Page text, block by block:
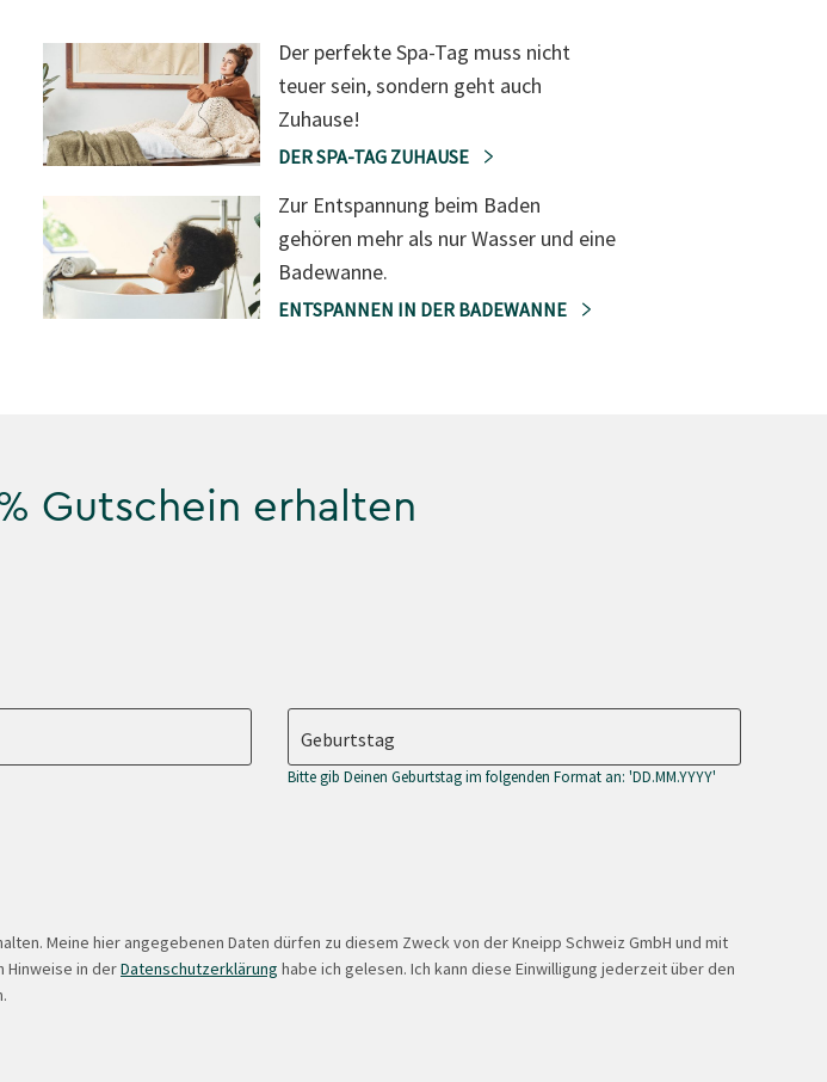
Der perfekte Spa-Tag muss nicht
teuer sein, sondern geht auch
Zuhause!
DER SPA-TAG ZUHAUSE
Zur Entspannung beim Baden
gehören mehr als nur Wasser und eine
Badewanne.
ENTSPANNEN IN DER BADEWANNE
Gutschein erhalten
Geburtstag
Bitte gib Deinen Geburtstag im folgenden Format an: 'DD.MM.YYYY'
Meine hier angegebenen Daten dürfen zu diesem Zweck von der Kneipp Schweiz GmbH und mit
in derDatenschutzerklärung habe ich gelesen. Ich kann diese Einwilligung jederzeit über den